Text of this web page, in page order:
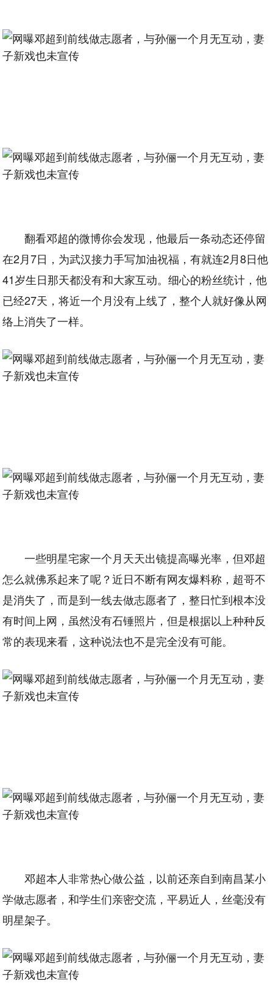
翻看邓超的微博你会发现，他最后一条动态还停留
在2月7日，为武汉接力手写加油祝福，有就连2月8日他
41岁生日那天都没有和大家互动。细心的粉丝统计，他
已经27天，将近一个月没有上线了，整个人就好像从网
络上消失了一样。
一些明星宅家一个月天天出镜提高曝光率，但邓超
怎么就佛系起来了呢？近日不断有网友爆料称，超哥不
是消失了，而是到一线去做志愿者了，整日忙到根本没
有时间上网，虽然没有石锤照片，但是根据以上种种反
常的表现来看，这种说法也不是完全没有可能。
邓超本人非常热心做公益，以前还亲自到南昌某小
学做志愿者，和学生们亲密交流，平易近人，丝毫没有
明星架子。